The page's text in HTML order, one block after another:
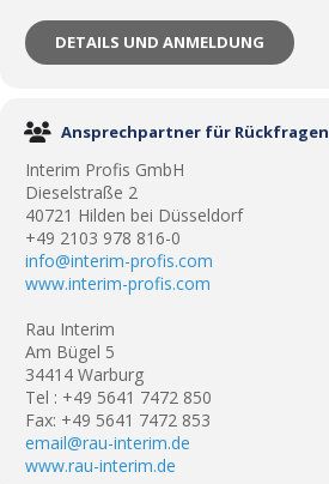
DETAILS UND ANMELDUNG
Ansprechpartner für Rückfragen
Interim Profis GmbH
Dieselstraße 2
40721 Hilden bei Düsseldorf
+49 2103 978 816-0
info@interim-profis.com
www.interim-profis.com
Rau Interim
Am Bügel 5
34414 Warburg
Tel : +49 5641 7472 850
Fax: +49 5641 7472 853
email@rau-interim.de
www.rau-interim.de